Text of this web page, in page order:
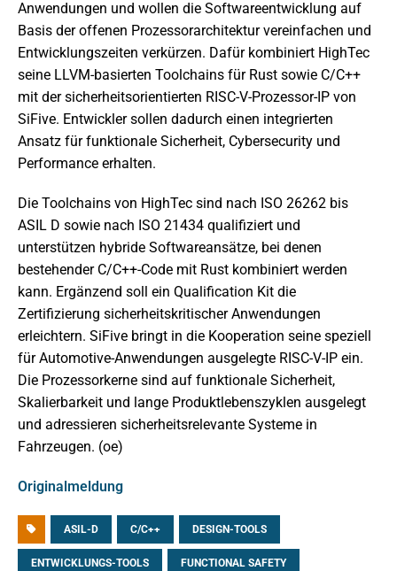
Anwendungen und wollen die Softwareentwicklung auf
Basis der offenen Prozessorarchitektur vereinfachen und
Entwicklungszeiten verkürzen. Dafür kombiniert HighTec
seine LLVM-basierten Toolchains für Rust sowie C/C++
mit der sicherheitsorientierten RISC-V-Prozessor-IP von
SiFive. Entwickler sollen dadurch einen integrierten
Ansatz für funktionale Sicherheit, Cybersecurity und
Performance erhalten.
Die Toolchains von HighTec sind nach ISO 26262 bis
ASIL D sowie nach ISO 21434 qualifiziert und
unterstützen hybride Softwareansätze, bei denen
bestehender C/C++-Code mit Rust kombiniert werden
kann. Ergänzend soll ein Qualification Kit die
Zertifizierung sicherheitskritischer Anwendungen
erleichtern. SiFive bringt in die Kooperation seine speziell
für Automotive-Anwendungen ausgelegte RISC-V-IP ein.
Die Prozessorkerne sind auf funktionale Sicherheit,
Skalierbarkeit und lange Produktlebenszyklen ausgelegt
und adressieren sicherheitsrelevante Systeme in
Fahrzeugen. (oe)
Originalmeldung
ASIL-D C/C++ DESIGN-TOOLS
ENTWICKLUNGS-TOOLS FUNCTIONAL SAFETY